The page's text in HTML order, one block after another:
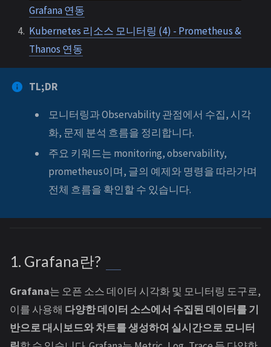
Grafana 연동
Kubernetes 리소스 모니터링 (4) - Prometheus &
Thanos 연동
TL;DR
모니터링과 Observability 관점에서 수집, 시각
화, 문제 분석 흐름을 정리합니다.
주요 키워드는 monitoring, observability,
prometheus이며, 글의 예제와 명령을 따라가며
전체 흐름을 확인할 수 있습니다.
1. Grafana란?
Grafana는 오픈 소스 데이터 시각화 및 모니터링 도구로,
이를 사용해 다양한 데이터 소스에서 수집된 데이터를 기
반으로 대시보드와 차트를 생성하여 실시간으로 모니터